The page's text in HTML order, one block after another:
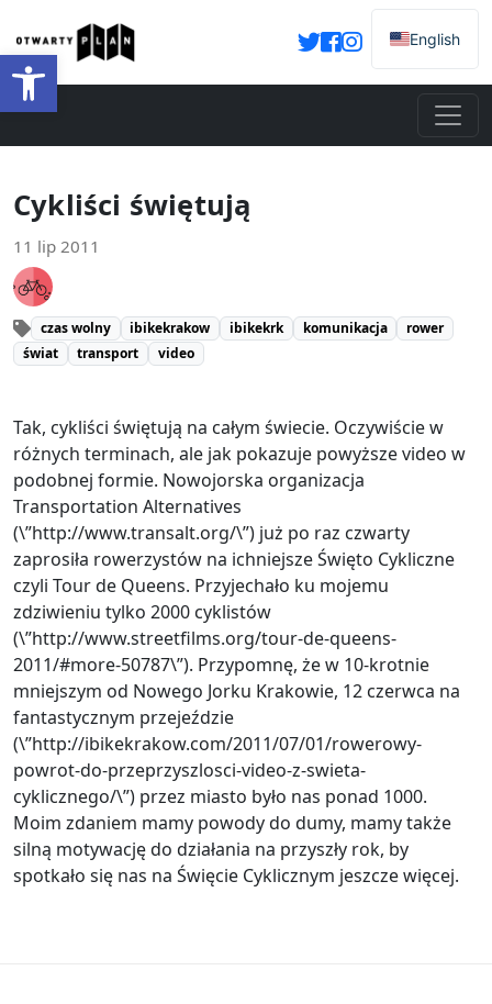
Otwórz pasek narzędzi
English
Cykliści świętują
11 lip 2011
czas wolny ibikekrakow ibikekrk komunikacja
rower
świat
transport video
Tak, cykliści świętują na całym świecie. Oczywiście w
różnych terminach, ale jak pokazuje powyższe video w
podobnej formie. Nowojorska organizacja
Transportation Alternatives
(\”http://www.transalt.org/\”) już po raz czwarty
zaprosiła rowerzystów na ichniejsze Święto Cykliczne
czyli Tour de Queens. Przyjechało ku mojemu
zdziwieniu tylko 2000 cyklistów
(\”http://www.streetfilms.org/tour-de-queens-
2011/#more-50787\”). Przypomnę, że w 10-krotnie
mniejszym od Nowego Jorku Krakowie, 12 czerwca na
fantastycznym przejeździe
(\”http://ibikekrakow.com/2011/07/01/rowerowy-
powrot-do-przeprzyszlosci-video-z-swieta-
cyklicznego/\”) przez miasto było nas ponad 1000.
Moim zdaniem mamy powody do dumy, mamy także
silną motywację do działania na przyszły rok, by
spotkało się nas na Święcie Cyklicznym jeszcze więcej.